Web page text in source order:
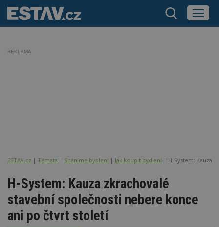
REKLAMA
ESTAV.cz Témata Sháníme bydlení Jak koupit bydlení H-System: Kauza
H-System: Kauza zkrachovalé
stavební společnosti nebere konce
ani po čtvrt století